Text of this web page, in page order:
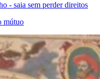
- saia sem perder direitos
mútuo